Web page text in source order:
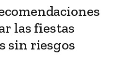
las fiestas
sin riesgos